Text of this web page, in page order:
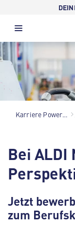
Karriere Power bei ALDI Nord
Bei ALDI
Jetzt
zum